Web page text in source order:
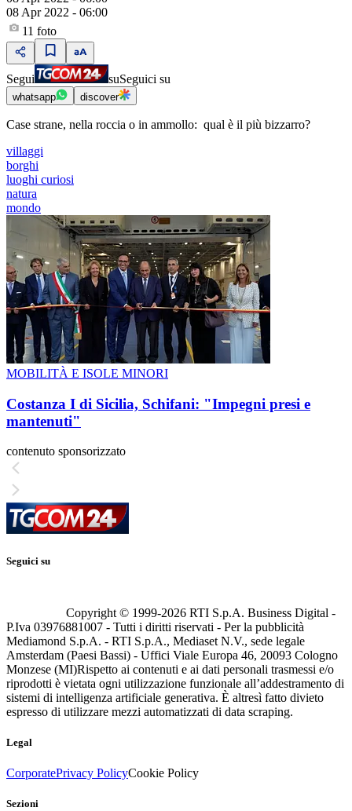
08 Apr 2022 - 06:00
11 foto
Segui suSeguici su
whatsapp discover
Case strane, nella roccia o in ammollo: qual è il più bizzarro?
villaggi
borghi
luoghi curiosi
natura
mondo
MOBILITÀ E ISOLE MINORI
Costanza I di Sicilia, Schifani: "Impegni presi e
mantenuti"
contenuto sponsorizzato
Seguici su
Copyright © 1999-2026 RTI S.p.A. Business Digital -
P.Iva 03976881007 - Tutti i diritti riservati - Per la pubblicità
Mediamond S.p.A. - RTI S.p.A., Mediaset N.V., sede legale
Amsterdam (Paesi Bassi) - Uffici Viale Europa 46, 20093 Cologno
Monzese (MI)Rispetto ai contenuti e ai dati personali trasmessi e/o
riprodotti è vietata ogni utilizzazione funzionale all’addestramento di
sistemi di intelligenza artificiale generativa. È altresì fatto divieto
espresso di utilizzare mezzi automatizzati di data scraping.
Legal
CorporatePrivacy PolicyCookie Policy
Sezioni